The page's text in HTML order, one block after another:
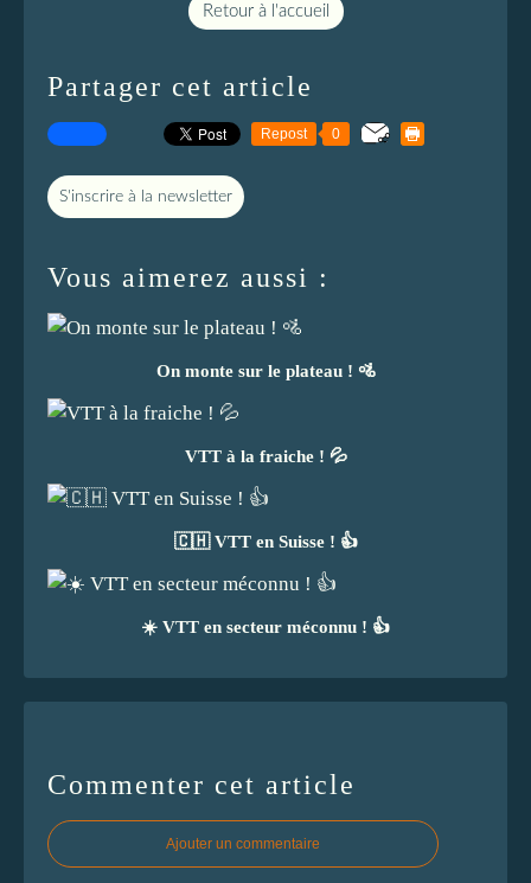
Retour à l'accueil
Partager cet article
Repost 0
S'inscrire à la newsletter
Vous aimerez aussi :
On monte sur le plateau ! 🚵
VTT à la fraiche ! 💦
🇨🇭 VTT en Suisse ! 👍
☀️ VTT en secteur méconnu ! 👍
Commenter cet article
Ajouter un commentaire